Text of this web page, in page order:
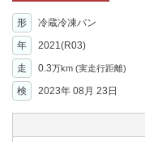
形 冷蔵冷凍バン
年
2021(R03)
走 0.3万km (実走行距離)
検
2023年 08月 23日